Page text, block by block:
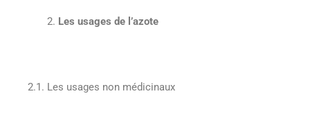
Les usages de l’azote
2.1. Les usages non médicinaux